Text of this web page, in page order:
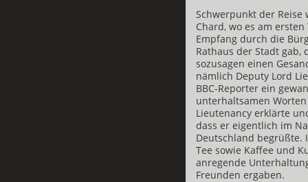
Schwerpunkt der
Chard, wo es am
Empfang durch die
Rathaus der Stadt gab,
sozusagen einen
nämlich Deputy Lord
BBC-Reporter ein
unterhaltsamen
Lieutenancy erklärte
dass er eigentlich im
Deutschland begrüßte.
Tee sowie Kaffee und
anregende
Freunden ergaben.